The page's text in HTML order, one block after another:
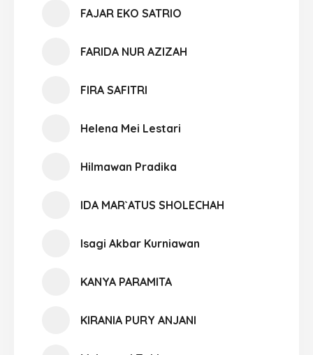
FAJAR EKO SATRIO
FARIDA NUR AZIZAH
FIRA SAFITRI
Helena Mei Lestari
Hilmawan Pradika
IDA MAR`ATUS SHOLECHAH
Isagi Akbar Kurniawan
KANYA PARAMITA
KIRANIA PURY ANJANI